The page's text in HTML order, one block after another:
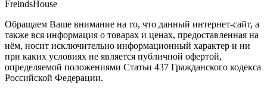
FreindsHouse
Обращаем Ваше внимание на то, что данный интернет-сайт, а
также вся информация о товарах и ценах, предоставленная на
нём, носит исключительно информационный характер и ни
при каких условиях не является публичной офертой,
определяемой положениями Статьи 437 Гражданского кодекса
Российской Федерации.